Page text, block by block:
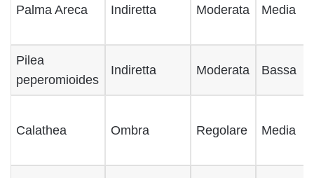
Palma Areca Indiretta Moderata Media
Pilea
peperomioides
Indiretta Moderata Bassa
Calathea Ombra Regolare Media